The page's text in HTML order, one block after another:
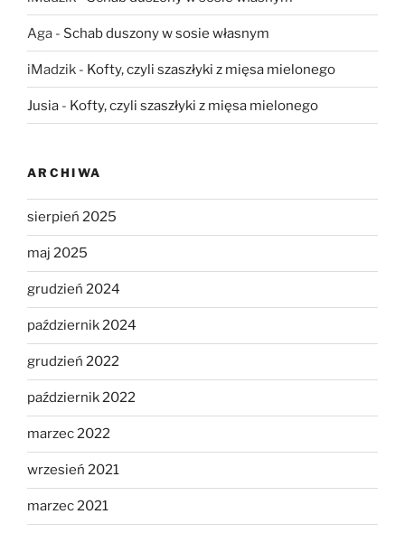
Aga - Schab duszony w sosie własnym
iMadzik - Kofty, czyli szaszłyki z mięsa mielonego
Jusia - Kofty, czyli szaszłyki z mięsa mielonego
ARCHIWA
sierpień 2025
maj 2025
grudzień 2024
październik 2024
grudzień 2022
październik 2022
marzec 2022
wrzesień 2021
marzec 2021